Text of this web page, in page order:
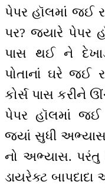
પેપર હૉલમાં જઈ
પર? જ્યારે પેપર
પાસ થઈ ને
પોતાનાં ઘરે જઈ
કોર્સ પાસ કરીને
પેપર હૉલમાં જઈ
જ્યાં સુધી
નો અભ્યાસ. પરંતુ
ડાયરેક્ટ બાપદાદા